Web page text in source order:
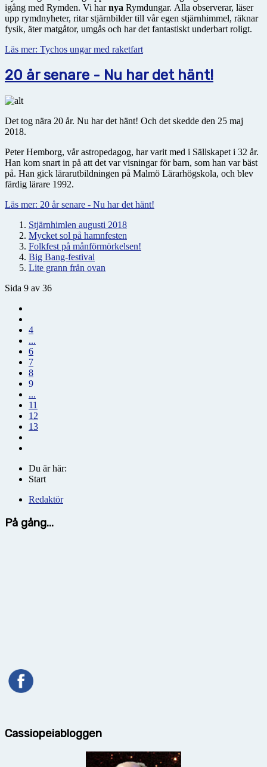
igång med Rymden. Vi harnya Rymdungar. Alla observerar, läser
upp rymdnyheter, ritar stjärnbilder till vår egen stjärnhimmel, räknar
fysik, äter matgåtor, umgås och har det fantastiskt underbart roligt.
Läs mer: Tychos ungar med raketfart
20 år senare - Nu har det hänt!
Det tog nära 20 år. Nu har det hänt! Och det skedde den 25 maj
2018.
Peter Hemborg, vår astropedagog, har varit med i Sällskapet i 32 år.
Han kom snart in på att det var visningar för barn, som han var bäst
på. Han gick lärarutbildningen på Malmö Lärarhögskola, och blev
färdig lärare 1992.
Läs mer: 20 år senare - Nu har det hänt!
Stjärnhimlen augusti 2018
Mycket sol på hamnfesten
Folkfest på månförmörkelsen!
Big Bang-festival
Lite grann från ovan
Sida 9 av 36
4
...
6
7
8
9
...
11
12
13
Du är här:
Start
Redaktör
På gång...
Cassiopeiabloggen